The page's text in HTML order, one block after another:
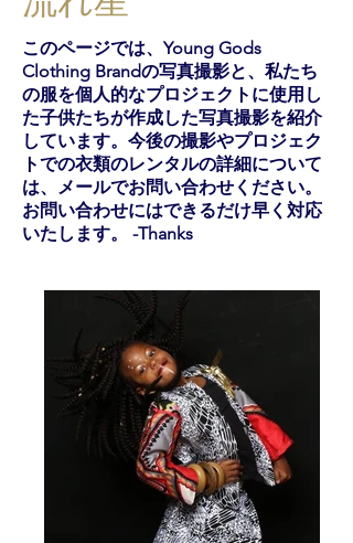
このページでは、Young Gods
Clothing Brandの写真撮影と、私たち
の服を個人的なプロジェクトに使用し
た子供たちが作成した写真撮影を紹介
しています。今後の撮影やプロジェク
トでの衣類のレンタルの詳細について
は、メールでお問い合わせください。
お問い合わせにはできるだけ早く対応
いたします。 -Thanks